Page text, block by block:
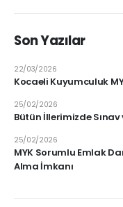
Son Yazılar
Kocaeli Kuyumculuk
22/03/2026
Bütün İllerimizde
25/02/2026
MYK Sorumlu Emlak
Alma İmkanı
25/02/2026